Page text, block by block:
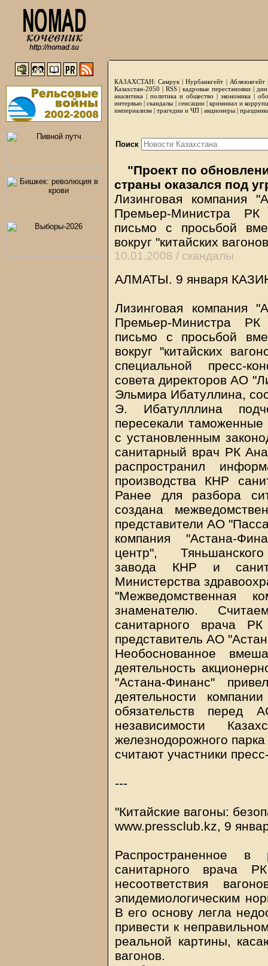
КАЗАХСТАН: Самрук |Нурбанкгейт | Аблязовгейт
Казахстан-2050 | RSS|кадровые перестановки|
аналитика | политика и общество | экономика |
интервью |скандалы | сенсации|криминал и
империализм | трагедии и ЧП | акционеры |
Поиск
"Проект по
страны оказался под
Лизинговая компания
Премьер-Министра
письмо с просьбой
вокруг "китайских
10.01.2008 / скандалы
АЛМАТЫ. 9 января
Лизинговая компания
Премьер-Министра
письмо с просьбой
вокруг "китайских
специальной пресс-
совета директоров АО
Эльмира Ибатуллина,
Э. Ибатулллина
пересекали таможенные
с установленным
санитарный врач РК
распространил
производства КНР
Ранее для разбора
создана
представители АО
компания "Астана-
центр", Тяньшанского
завода КНР и
Министерства
"Межведомственная
знаменателю.
санитарного врача
представитель АО
Необоснованное
деятельность
"Астана-Финанс"
деятельности
обязательств
независимости
железнодорожного
считают участники
---
"Китайские вагоны:
www.pressclub.kz, 9
Распространенное
санитарного врача
несоответствия
эпидемиологическим
В его основу легла
привести к
реальной картины,
вагонов.